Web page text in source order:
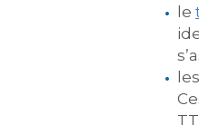
le
les